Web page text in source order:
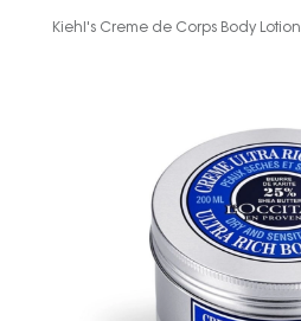
Kiehl's Creme de Corps Body Lotion